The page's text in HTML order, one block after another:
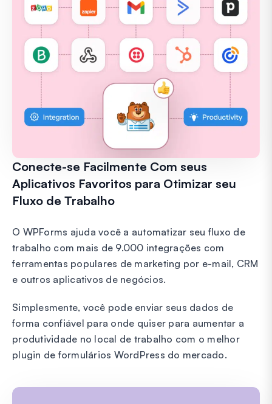
Conecte-se Facilmente Com seus
Aplicativos Favoritos para Otimizar seu
Fluxo de Trabalho
O WPForms ajuda você a automatizar seu fluxo de
trabalho com mais de 9.000 integrações com
ferramentas populares de marketing por e-mail, CRM
e outros aplicativos de negócios.
Simplesmente, você pode enviar seus dados de
forma confiável para onde quiser para aumentar a
produtividade no local de trabalho com o melhor
plugin de formulários WordPress do mercado.